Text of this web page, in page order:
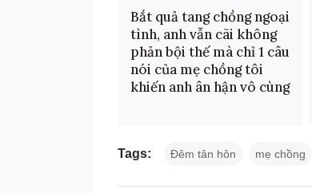
Bắt quả tang chồng ngoại
tình, anh vẫn cãi không
phản bội thế mà chỉ 1 câu
nói của mẹ chồng tôi
khiến anh ân hận vô cùng
Tags: Đêm tân hôn mẹ chồng